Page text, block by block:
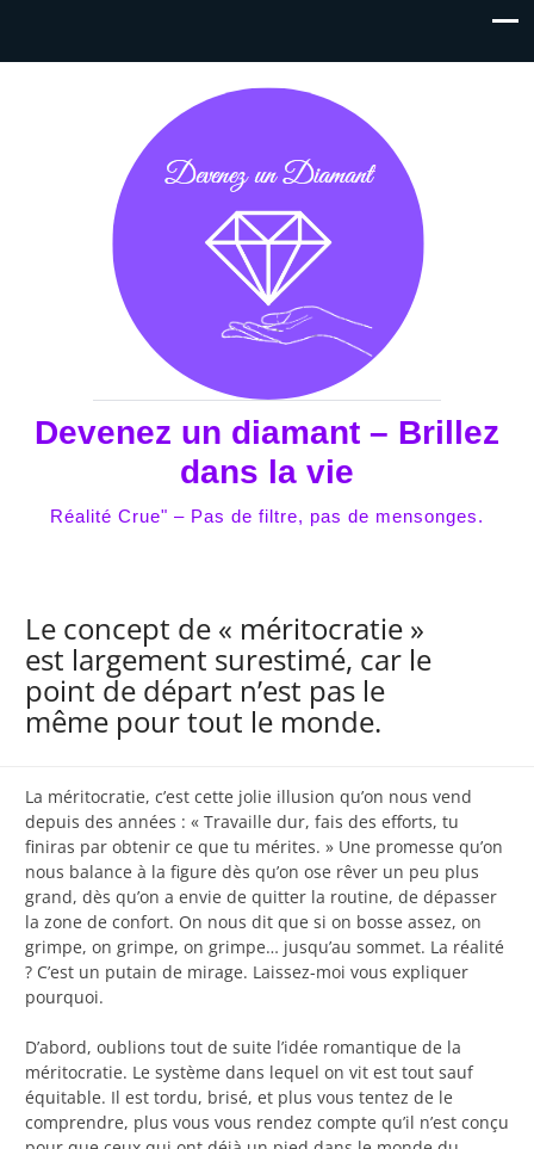
Devenez un diamant – Brillez
dans la vie
Réalité Crue" – Pas de filtre, pas de mensonges.
Le concept de « méritocratie »
est largement surestimé, car le
point de départ n’est pas le
même pour tout le monde.
La méritocratie, c’est cette jolie illusion qu’on nous vend
depuis des années : « Travaille dur, fais des efforts, tu
finiras par obtenir ce que tu mérites. » Une promesse qu’on
nous balance à la figure dès qu’on ose rêver un peu plus
grand, dès qu’on a envie de quitter la routine, de dépasser
la zone de confort. On nous dit que si on bosse assez, on
grimpe, on grimpe, on grimpe… jusqu’au sommet. La réalité
? C’est un putain de mirage. Laissez-moi vous expliquer
pourquoi.
D’abord, oublions tout de suite l’idée romantique de la
méritocratie. Le système dans lequel on vit est tout sauf
équitable. Il est tordu, brisé, et plus vous tentez de le
comprendre, plus vous vous rendez compte qu’il n’est conçu